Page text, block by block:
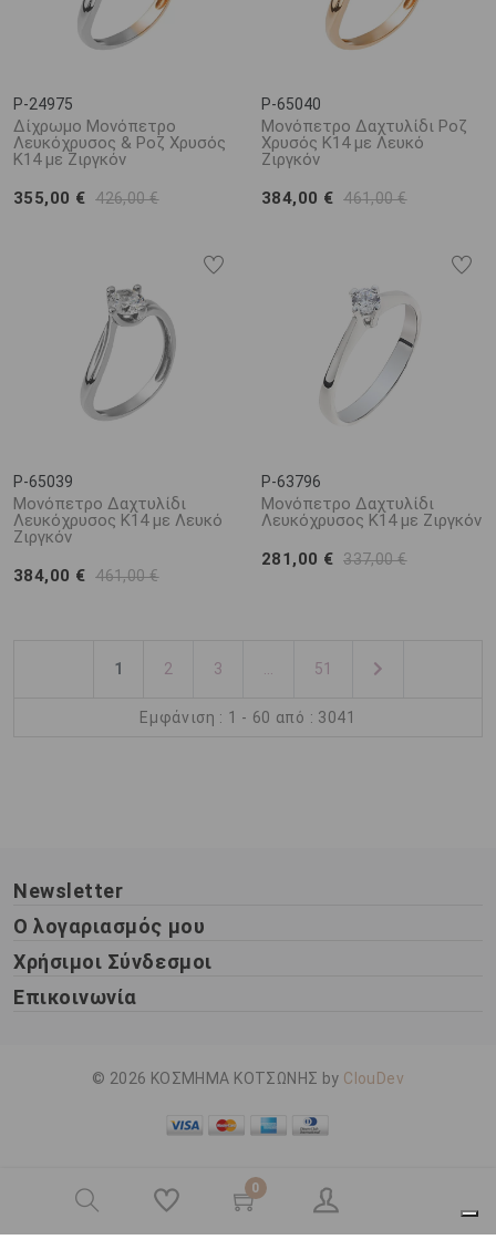
0
P-24975
Δίχρωμο Μονόπετρο
Λευκόχρυσος & Ροζ Χρυσός
Κ14 με Ζιργκόν
355,00 € 426,00 €
P-65040
Μονόπετρο Δαχτυλίδι Ροζ
Χρυσός Κ14 με Λευκό
Ζιργκόν
384,00 € 461,00 €
P-65039
Μονόπετρο Δαχτυλίδι
Λευκόχρυσος Κ14 με Λευκό
Ζιργκόν
384,00 € 461,00 €
P-63796
Μονόπετρο Δαχτυλίδι
Λευκόχρυσος Κ14 με Ζιργκόν
281,00 € 337,00 €
1 2 3 51
Εμφάνιση : 1 - 60 από : 3041
Newsletter
Ο λογαριασμός μου
Χρήσιμοι Σύνδεσμοι
Επικοινωνία
© 2026 ΚΟΣΜΗΜΑ ΚΟΤΣΩΝΗΣ by ClouDev